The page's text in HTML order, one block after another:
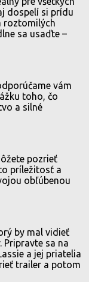
dospelí si prídu
roztomilých
sa usaďte –
vám
toho, čo
a silné
pozrieť
príležitosť a
obľúbenou
by mal vidieť
sa na
a jej priatelia
trailer a potom